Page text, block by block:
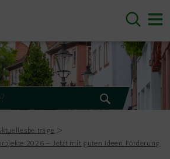
2026 – Jetzt mit guten Ideen Förderung